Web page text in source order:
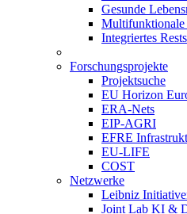
Gesunde
Multifunktionale
Integriertes
Forschungsprojekte
Projektsuche
EU Horizon
ERA-Nets
EIP-AGRI
EFRE
EU-LIFE
COST
Netzwerke
Leibniz
Joint Lab KI &